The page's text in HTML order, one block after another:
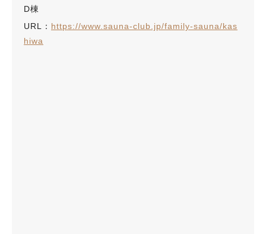
D棟
URL： https://www.sauna-club.jp/family-sauna/kas
hiwa